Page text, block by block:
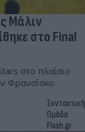
Μάλιν
στο Final
στο πλαίσιο
Φρανσίσκο.
Συντακτική
Ομάδα
Flash.gr